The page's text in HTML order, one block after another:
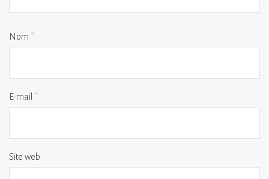
Nom *
E-mail *
Site web